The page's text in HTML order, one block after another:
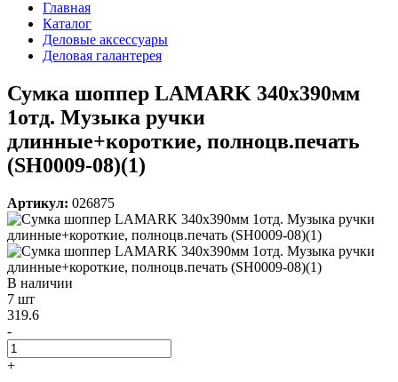
Главная
Каталог
Деловые аксессуары
Деловая галантерея
Сумка шоппер LAMARK 340x390мм
1отд. Музыка ручки
длинные+короткие, полноцв.печать
(SH0009-08)(1)
Артикул: 026875
В наличии
7 шт
319.6
-
+